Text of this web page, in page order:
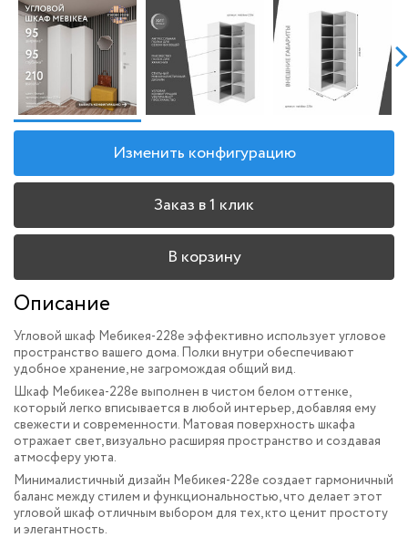
Изменить конфигурацию
Заказ в 1 клик
В корзину
Описание
Угловой шкаф Мебикея-228e эффективно использует угловое
пространство вашего дома. Полки внутри обеспечивают
удобное хранение, не загромождая общий вид.
Шкаф Мебикеа-228e выполнен в чистом белом оттенке,
который легко вписывается в любой интерьер, добавляя ему
свежести и современности. Матовая поверхность шкафа
отражает свет, визуально расширяя пространство и создавая
атмосферу уюта.
Минималистичный дизайн Мебикея-228e создает гармоничный
баланс между стилем и функциональностью, что делает этот
угловой шкаф отличным выбором для тех, кто ценит простоту
и элегантность.